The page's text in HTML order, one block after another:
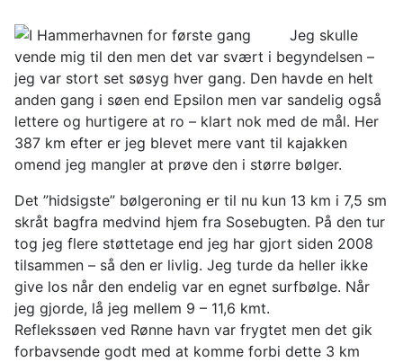
Jeg skulle
vende mig til den men det var svært i begyndelsen –
jeg var stort set søsyg hver gang. Den havde en helt
anden gang i søen end Epsilon men var sandelig også
lettere og hurtigere at ro – klart nok med de mål. Her
387 km efter er jeg blevet mere vant til kajakken
omend jeg mangler at prøve den i større bølger.
Det ”hidsigste” bølgeroning er til nu kun 13 km i 7,5 sm
skråt bagfra medvind hjem fra Sosebugten. På den tur
tog jeg flere støttetage end jeg har gjort siden 2008
tilsammen – så den er livlig. Jeg turde da heller ikke
give los når den endelig var en egnet surfbølge. Når
jeg gjorde, lå jeg mellem 9 – 11,6 kmt.
Reflekssøen ved Rønne havn var frygtet men det gik
forbavsende godt med at komme forbi dette 3 km